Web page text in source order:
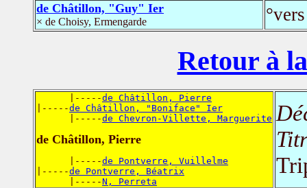
de Châtillon, "Guy" Ier
× de Choisy, Ermengarde
Retour à
      |-----
de Châtillon, Pierre
|-----de Châtillon, "Boniface" Ier
      |-----
de Chevron-Villette, Marguerite
de Châtillon, Pierre
      |-----
de Pontverre, Vuillelme
|-----de Pontverre, Béatrix
      |-----
N, Perreta